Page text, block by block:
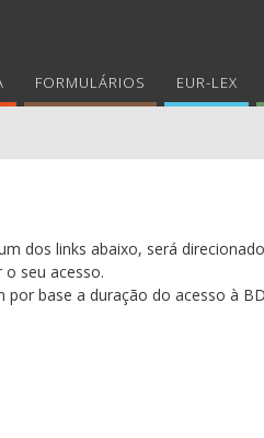
FORMULÁRIOS EUR-LEX
dos links abaixo, será direcionado
seu acesso.
base a duração do acesso à